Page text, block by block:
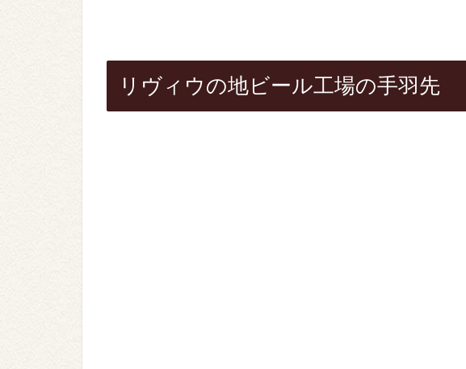
リヴィウの地ビール工場の手羽先